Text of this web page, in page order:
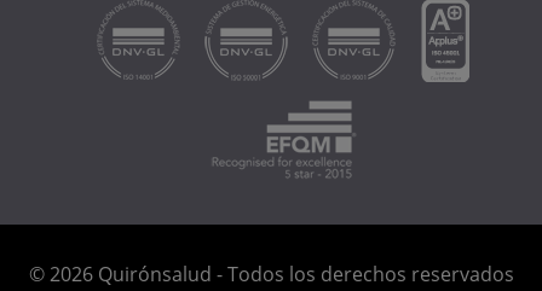
© 2026 Quirónsalud - Todos los derechos reservados